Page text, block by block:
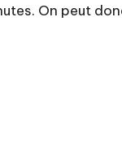
On peut